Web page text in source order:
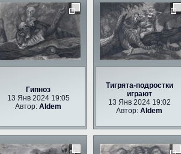
Гипноз
13 Янв 2024 19:05
Автор:Aldem
Тигрята-подростки
играют
13 Янв 2024 19:02
Автор:Aldem